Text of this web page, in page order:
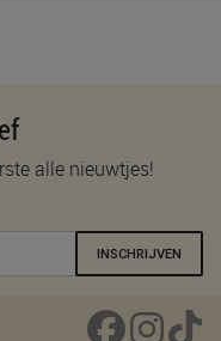
alle nieuwtjes!
INSCHRIJVEN